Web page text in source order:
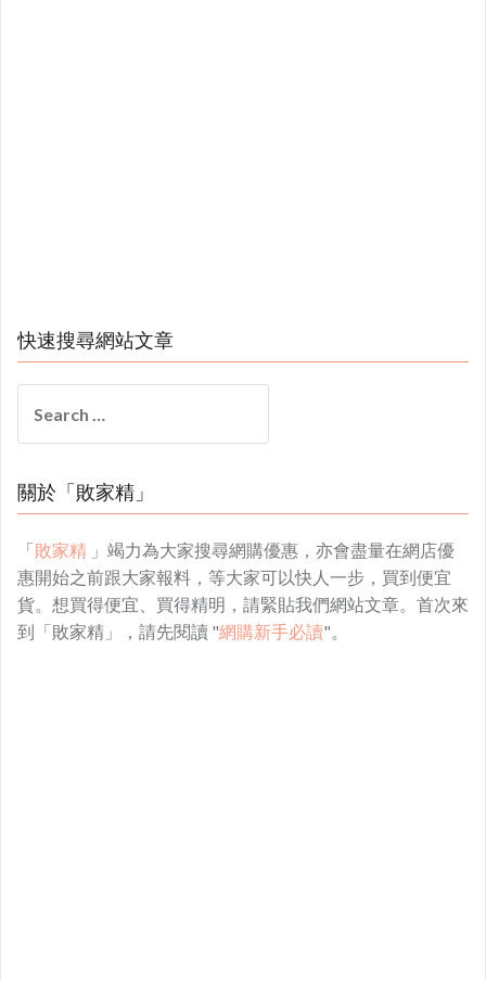
快速搜尋網站文章
for:
關於「敗家精」
「敗家精 」竭力為大家搜尋網購優惠，亦會盡量在網店優
惠開始之前跟大家報料，等大家可以快人一步，買到便宜
貨。想買得便宜、買得精明，請緊貼我們網站文章。首次來
到「敗家精」，請先閱讀 "網購新手必讀"。